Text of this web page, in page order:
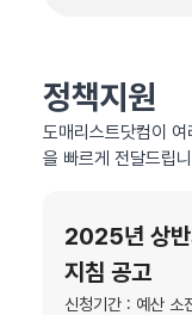
정책지원
도매리스트닷컴이
을 빠르게 전달드립
2025년 상반
지침 공고
신청기간 : 예산 소